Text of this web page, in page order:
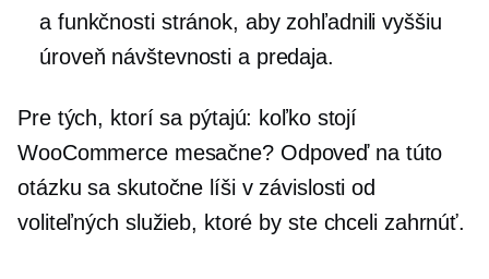
a funkčnosti stránok, aby zohľadnili vyššiu
úroveň návštevnosti a predaja.
Pre tých, ktorí sa pýtajú: koľko stojí
WooCommerce mesačne? Odpoveď na túto
otázku sa skutočne líši v závislosti od
voliteľných služieb, ktoré by ste chceli zahrnúť.